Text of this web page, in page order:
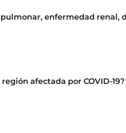
enfermedad renal,
afectada por COVID-